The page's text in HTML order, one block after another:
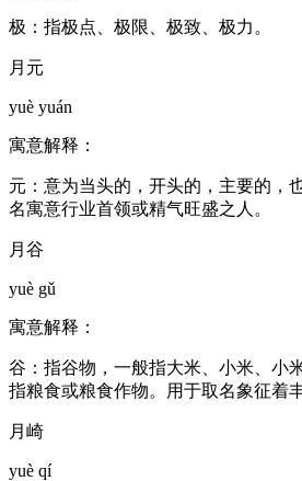
极：指极点、极限、极致、极力。
月元
yuè yuán
寓意解释：
元：意为当头的，开头的，主要的，
名寓意行业首领或精气旺盛之人。
月谷
yuè gǔ
寓意解释：
谷：指谷物，一般指大米、小米、小
指粮食或粮食作物。用于取名象征着
月崎
yuè qí